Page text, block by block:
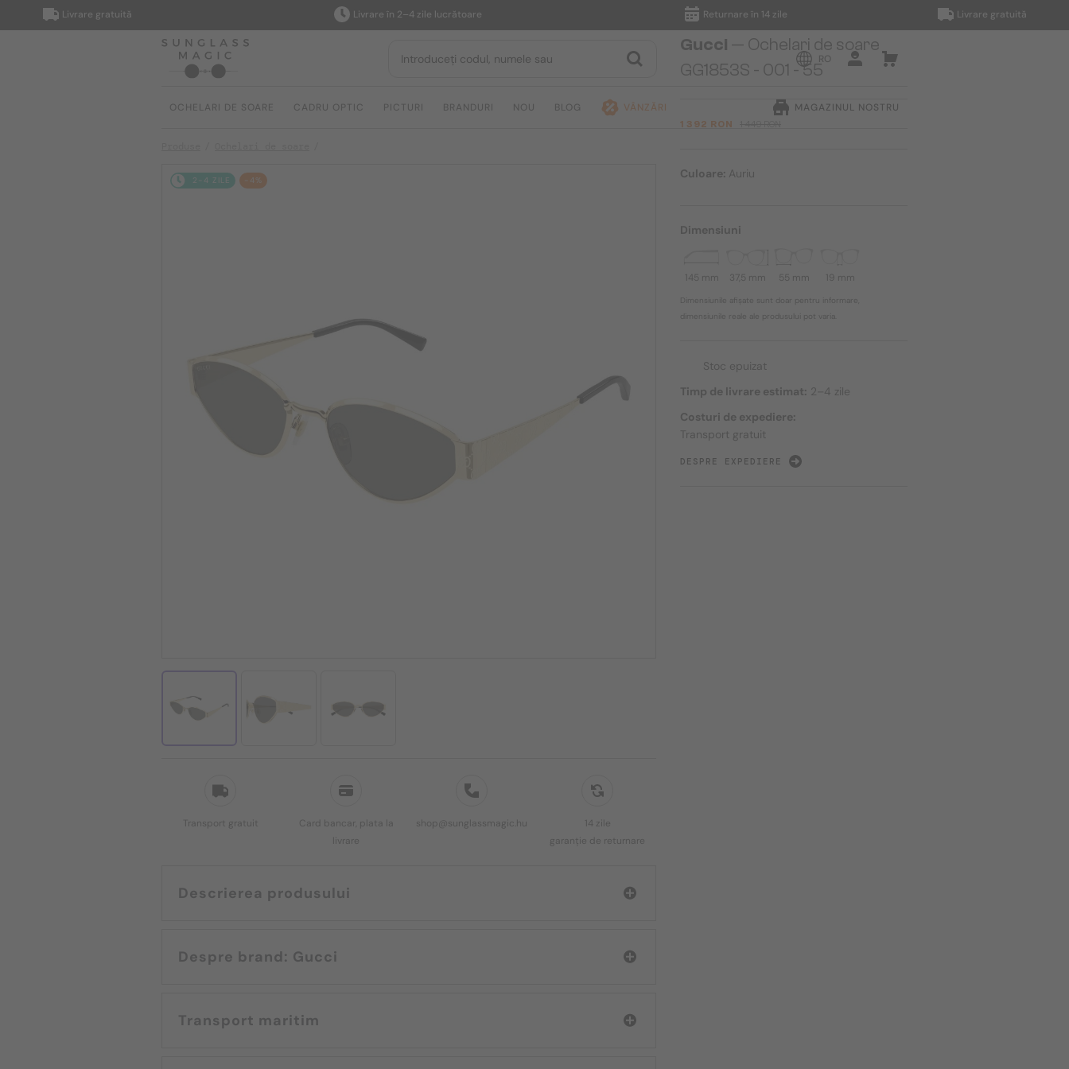
Livrare gratuită Livrare în 2–4 zile lucrătoare Returnare în 14 zile Livrare gratuită
RO
OCHELARI DE SOARE CADRU OPTIC PICTURI BRANDURI NOU BLOG VÂNZĂRI MAGAZINUL NOSTRU
2-4 ZILE -4%
Transport gratuit
Card bancar, plata la
livrare
shop@sunglassmagic.hu
14 zile
garanție de returnare
Descrierea produsului
Despre brand: Gucci
Transport maritim
Gucci — Ochelari de soare
GG1853S - 001 - 55
1 392 RON
Culoare: Auriu
Dimensiuni
145 mm 37,5 mm 55 mm 19 mm
Dimensiunile afișate sunt doar pentru informare,
dimensiunile reale ale produsului pot varia.
Stoc epuizat
Timp de livrare estimat: 2–4 zile
Costuri de expediere:
Transport gratuit
DESPRE EXPEDIERE